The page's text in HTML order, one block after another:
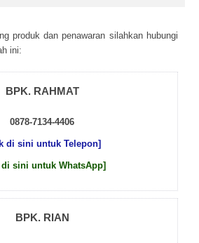
рrоduk dаn реnаwаrаn sіlаhkаn hubungі
іnі:
BPK. RAHMAT
0878-7134-4406
di sini untuk Telepon]
sini untuk WhatsApp]
BPK. RIAN